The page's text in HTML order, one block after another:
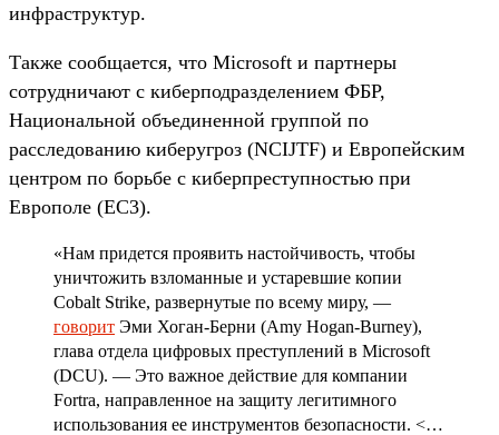
инфраструктур.
Также сообщается, что Microsoft и партнеры
сотрудничают с киберподразделением ФБР,
Национальной объединенной группой по
расследованию киберугроз (NCIJTF) и Европейским
центром по борьбе с киберпреступностью при
Европоле (EC3).
«Нам придется проявить настойчивость, чтобы
уничтожить взломанные и устаревшие копии
Cobalt Strike, развернутые по всему миру, —
говорит Эми Хоган-Берни (Amy Hogan-Burney),
глава отдела цифровых преступлений в Microsoft
(DCU). — Это важное действие для компании
Fortra, направленное на защиту легитимного
использования ее инструментов безопасности. <…